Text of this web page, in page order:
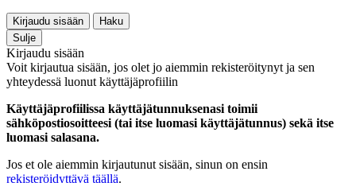
Kirjaudu sisään
Haku
Sulje
Kirjaudu sisään
Voit kirjautua sisään, jos olet jo aiemmin rekisteröitynyt ja sen
yhteydessä luonut käyttäjäprofiilin
Käyttäjäprofiilissa käyttäjätunnuksenasi toimii
sähköpostiosoitteesi (tai itse luomasi käyttäjätunnus) sekä itse
luomasi salasana.
Jos et ole aiemmin kirjautunut sisään, sinun on ensin
rekisteröidyttävä täällä.